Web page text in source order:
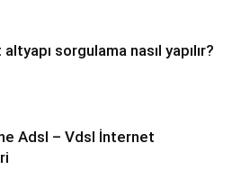
sorgulama nasıl yapılır?
Adsl – Vdsl İnternet